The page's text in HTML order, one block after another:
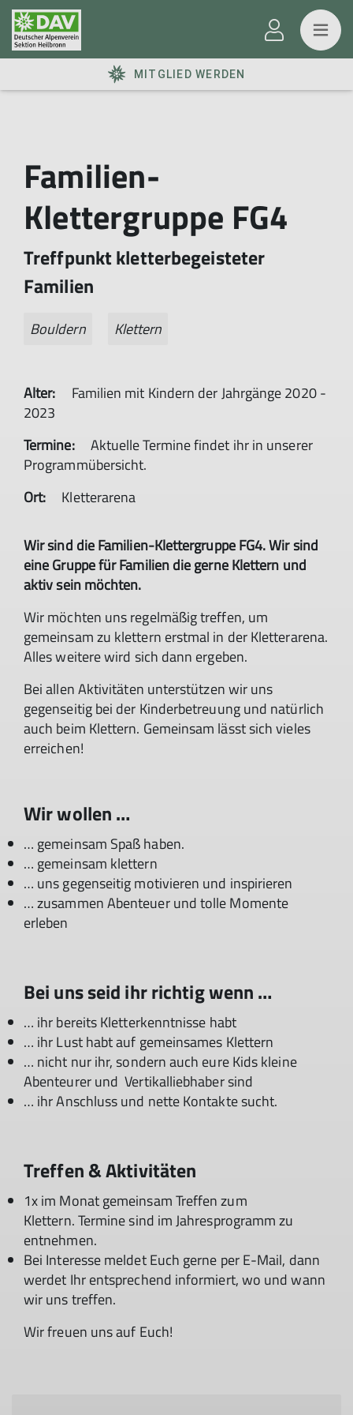
MITGLIED WERDEN
Familien-
Klettergruppe FG4
Treffpunkt kletterbegeisteter
Familien
Bouldern Klettern
Alter:
Familien mit Kindern der Jahrgänge 2020 -
2023
Termine:
Aktuelle Termine findet ihr in unserer
Programmübersicht.
Ort:
Kletterarena
Wir sind die Familien-Klettergruppe FG4. Wir sind
eine Gruppe für Familien die gerne Klettern und
aktiv sein möchten.
Wir möchten uns regelmäßig treffen, um
gemeinsam zu klettern erstmal in der Kletterarena.
Alles weitere wird sich dann ergeben.
Bei allen Aktivitäten unterstützen wir uns
gegenseitig bei der Kinderbetreuung und natürlich
auch beim Klettern. Gemeinsam lässt sich vieles
erreichen!
Wir wollen …
… gemeinsam Spaß haben.
… gemeinsam klettern
… uns gegenseitig motivieren und inspirieren
… zusammen Abenteuer und tolle Momente
erleben
Bei uns seid ihr richtig wenn …
… ihr bereits Kletterkenntnisse habt
… ihr Lust habt auf gemeinsames Klettern
… nicht nur ihr, sondern auch eure Kids kleine
Abenteurer und Vertikalliebhaber sind
… ihr Anschluss und nette Kontakte sucht.
Treffen & Aktivitäten
1x im Monat gemeinsam Treffen zum
Klettern. Termine sind im Jahresprogramm zu
entnehmen.
Bei Interesse meldet Euch gerne per E-Mail, dann
werdet Ihr entsprechend informiert, wo und wann
wir uns treffen.
Wir freuen uns auf Euch!